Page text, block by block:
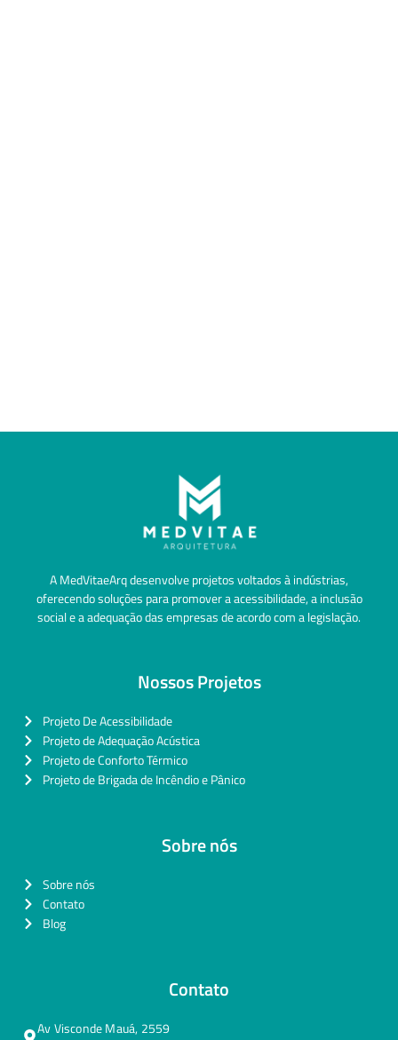
A MedVitaeArq desenvolve projetos voltados à indústrias,
oferecendo soluções para promover a acessibilidade, a inclusão
social e a adequação das empresas de acordo com a legislação.
Nossos Projetos
Projeto De Acessibilidade
Projeto de Adequação Acústica
Projeto de Conforto Térmico
Projeto de Brigada de Incêndio e Pânico
Sobre nós
Sobre nós
Contato
Blog
Contato
Av Visconde Mauá, 2559